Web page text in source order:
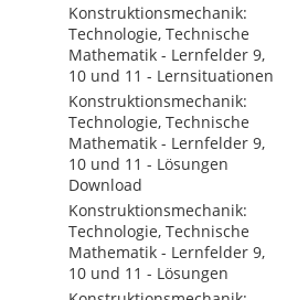
Konstruktionsmechanik:
Technologie, Technische
Mathematik - Lernfelder 9,
10 und 11 - Lernsituationen
Konstruktionsmechanik:
Technologie, Technische
Mathematik - Lernfelder 9,
10 und 11 - Lösungen
Download
Konstruktionsmechanik:
Technologie, Technische
Mathematik - Lernfelder 9,
10 und 11 - Lösungen